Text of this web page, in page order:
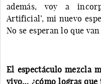
además, voy a
Artificial’, mi nuevo
No se esperan lo que
El espectáculo mezcla
vivo… ¿cómo logras que